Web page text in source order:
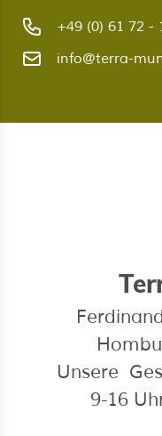
+49 (0) 61 72 -
info@terra-
Unsere
9-16